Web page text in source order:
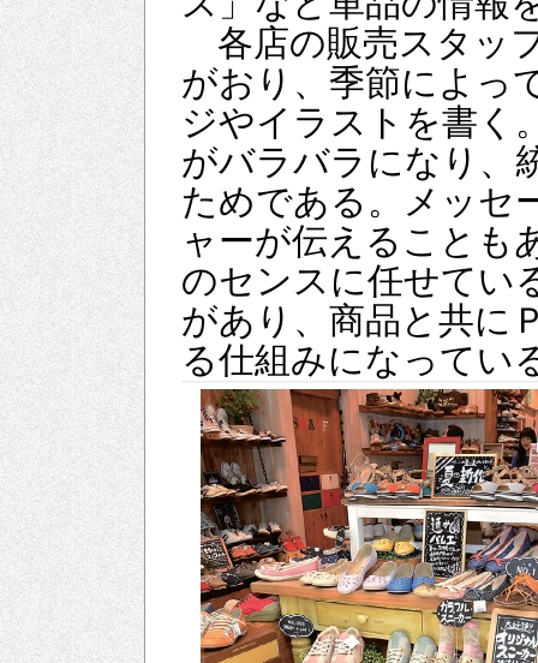
各店の販売スタッ
がおり、季節によっ
ジやイラストを書く
がバラバラになり、
ためである。メッセ
ャーが伝えることも
のセンスに任せてい
があり、商品と共に
る仕組みになってい